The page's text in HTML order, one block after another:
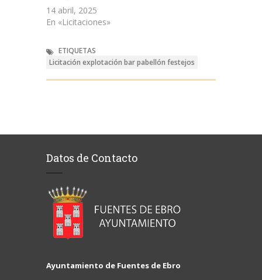
14 abril, 2025
En «Licitaciones»
ETIQUETAS
Licitación explotación bar pabellón festejos
Datos de Contacto
Ayuntamiento de Fuentes de Ebro